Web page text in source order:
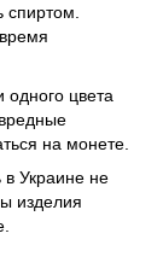
спиртом.
цвета
на монете.
в Украине не
изделия